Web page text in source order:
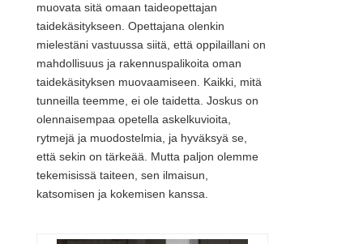
muovata sitä omaan taideopettajan
taidekäsitykseen. Opettajana olenkin
mielestäni vastuussa siitä, että oppilaillani on
mahdollisuus ja rakennuspalikoita oman
taidekäsityksen muovaamiseen. Kaikki, mitä
tunneilla teemme, ei ole taidetta. Joskus on
olennaisempaa opetella askelkuvioita,
rytmejä ja muodostelmia, ja hyväksyä se,
että sekin on tärkeää. Mutta paljon olemme
tekemisissä taiteen, sen ilmaisun,
katsomisen ja kokemisen kanssa.